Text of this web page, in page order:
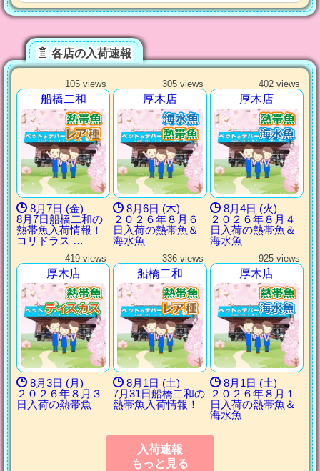
各店の入荷速報
105 views
船橋二和
8月7日 (金)
8月7日船橋二和の
熱帯魚入荷情報！
コリドラス …
305 views
厚木店
8月6日 (木)
２０２６年８月６
日入荷の熱帯魚＆
海水魚
402 views
厚木店
8月4日 (火)
２０２６年８月４
日入荷の熱帯魚＆
海水魚
419 views
厚木店
8月3日 (月)
２０２６年８月３
日入荷の熱帯魚
336 views
船橋二和
8月1日 (土)
7月31日船橋二和の
熱帯魚入荷情報！
925 views
厚木店
8月1日 (土)
２０２６年８月１
日入荷の熱帯魚＆
海水魚
入荷速報
もっと見る